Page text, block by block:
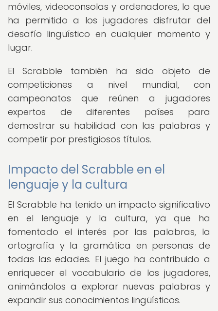
móviles, videoconsolas y ordenadores, lo que
ha permitido a los jugadores disfrutar del
desafío lingüístico en cualquier momento y
lugar.
El Scrabble también ha sido objeto de
competiciones a nivel mundial, con
campeonatos que reúnen a jugadores
expertos de diferentes países para
demostrar su habilidad con las palabras y
competir por prestigiosos títulos.
Impacto del Scrabble en el
lenguaje y la cultura
El Scrabble ha tenido un impacto significativo
en el lenguaje y la cultura, ya que ha
fomentado el interés por las palabras, la
ortografía y la gramática en personas de
todas las edades. El juego ha contribuido a
enriquecer el vocabulario de los jugadores,
animándolos a explorar nuevas palabras y
expandir sus conocimientos lingüísticos.